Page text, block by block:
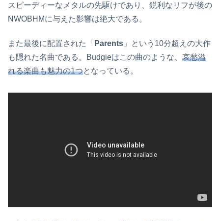
スピーディーなメタルの先駆けであり、鋭利なリフが後の
NWOBHMに与えた影響は絶大である。
また最後に配置された「 Parents 」という10分超えの大作
も隠れた名曲である。Budgieはこの曲のような、 哀愁溢
れる楽曲も魅力の1つとなっている。